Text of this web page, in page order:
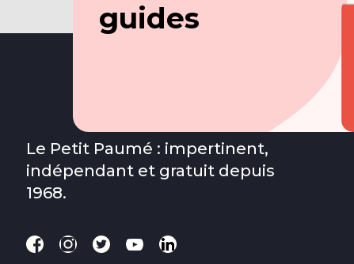
guides
Le Petit Paumé : impertinent,
indépendant et gratuit depuis
1968.